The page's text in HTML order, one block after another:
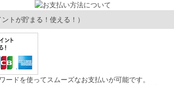
トが貯まる！使える！）
ードを使ってスムーズなお支払いが可能です。